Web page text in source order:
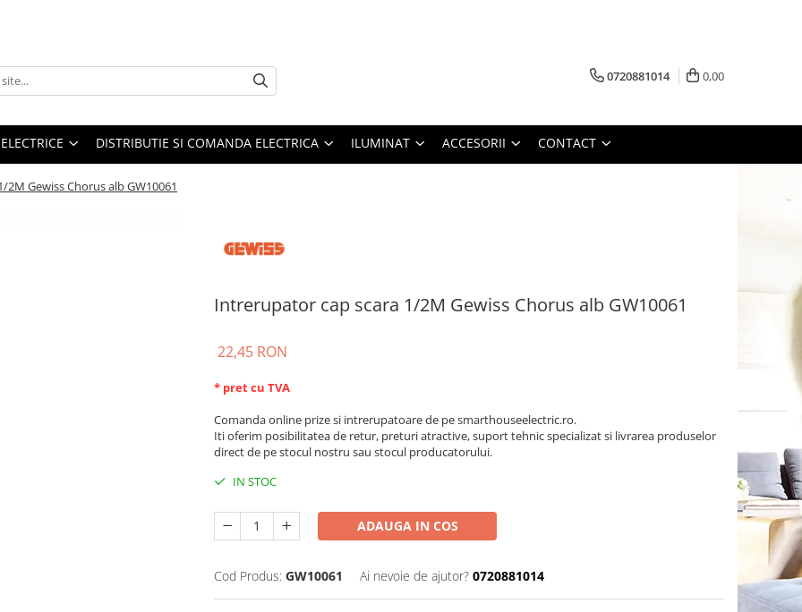
0720881014 0,00
DISTRIBUTIE SI COMANDA ELECTRICA ILUMINAT ACCESORII CONTACT
Gewiss Chorus alb GW10061
Intrerupator cap scara 1/2M Gewiss Chorus alb GW10061
22,45 RON
* pret cu TVA
Comanda online prize si intrerupatoare de pe smarthouseelectric.ro.
Iti oferim posibilitatea de retur, preturi atractive, suport tehnic specializat si livrarea produselor
direct de pe stocul nostru sau stocul producatorului.
IN STOC
ADAUGA IN COS
Cod Produs: GW10061 Ai nevoie de ajutor? 0720881014